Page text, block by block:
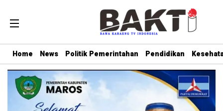
Home News Politik Pemerintahan Pendidikan